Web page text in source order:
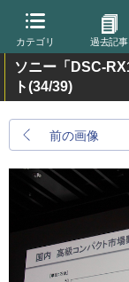
カテゴリ 過去記事
ソニー「DSC-
ト(34/39)
前の画像